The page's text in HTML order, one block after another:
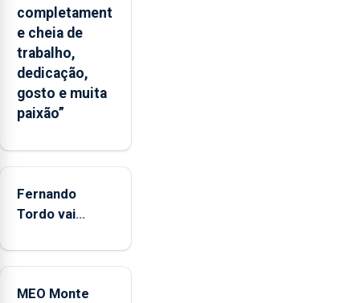
um
“decréscimo
significativo”
da
CPUE
entre
2022
completament
e cheia de
trabalho,
dedicação,
gosto e muita
paixão”
Fernando
Tordo vai
anos de
Coliseu
MEO Monte